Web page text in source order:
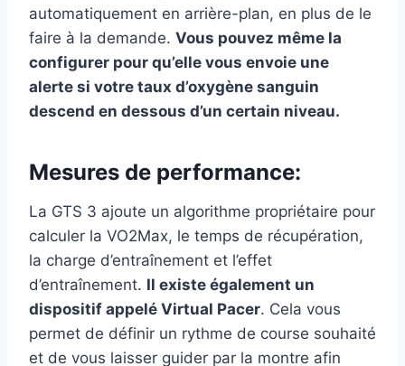
automatiquement en arrière-plan, en plus de le
faire à la demande. Vous pouvez même la
configurer pour qu’elle vous envoie une
alerte si votre taux d’oxygène sanguin
descend en dessous d’un certain niveau.
Mesures de performance:
La GTS 3 ajoute un algorithme propriétaire pour
calculer la VO2Max, le temps de récupération,
la charge d’entraînement et l’effet
d’entraînement. Il existe également un
dispositif appelé Virtual Pacer. Cela vous
permet de définir un rythme de course souhaité
et de vous laisser guider par la montre afin